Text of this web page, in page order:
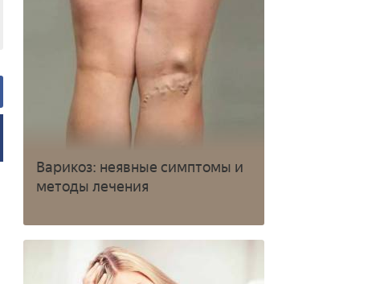
Варикоз: неявные симптомы и
методы лечения